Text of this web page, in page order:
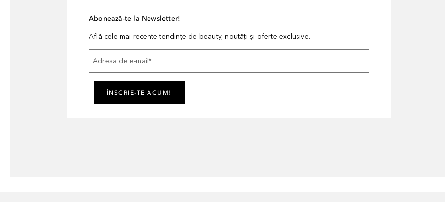
Abonează-te la Newsletter!
Află cele mai recente tendințe de beauty, noutăți și oferte exclusive.
Adresa de e-mail *
ÎNSCRIE-TE ACUM!